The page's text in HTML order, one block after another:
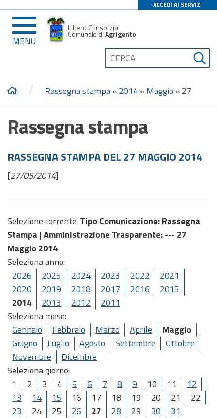
ACCEDI AI SERVIZI
MENU
Libero Consorzio
Comunale diAgrigento
/ Rassegna stampa»2014»Maggio »27
Rassegna stampa
RASSEGNA STAMPA DEL 27 MAGGIO 2014
[27/05/2014]
Selezione corrente: Tipo Comunicazione: Rassegna
Stampa |Amministrazione Trasparente: --- 27
Maggio 2014
Seleziona anno:
2026
2025 2024 2023 2022
2021
2020
2019 2018 2017 2016
2015
2014
2013 2012
2011
Seleziona mese:
Gennaio
Febbraio Marzo Aprile
Maggio
Giugno
Luglio Agosto Settembre
Ottobre
Novembre
Dicembre
Seleziona giorno:
1
2 3 4 5 6 7 8 9 10 11
12
13
14 15 16 17 18 19 20 21
22
23
24 25 26 27 28 29 30 31